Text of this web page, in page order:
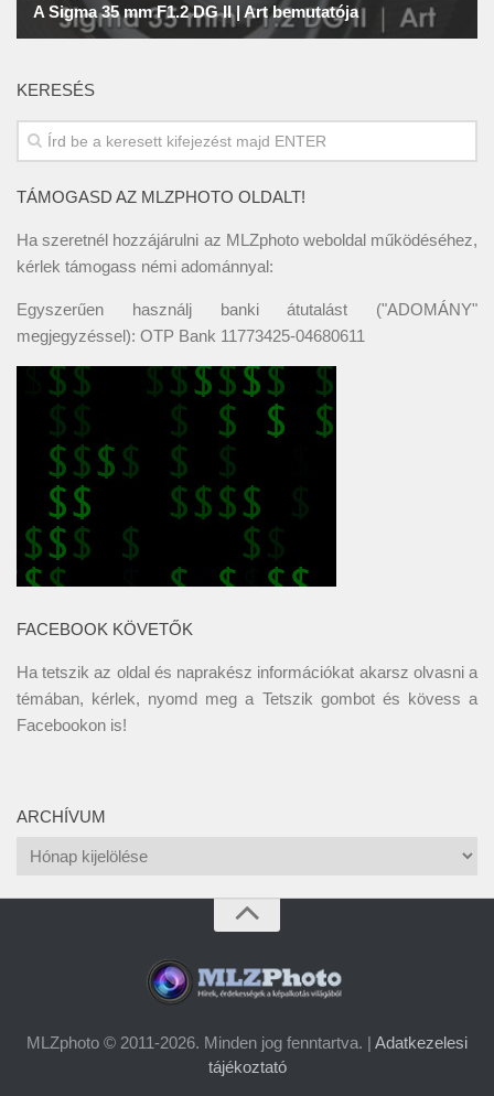
KERESÉS
TÁMOGASD AZ MLZPHOTO OLDALT!
Ha szeretnél hozzájárulni az MLZphoto weboldal működéséhez,
kérlek támogass némi adománnyal:
Egyszerűen használj banki átutalást ("ADOMÁNY"
megjegyzéssel): OTP Bank 11773425-04680611
FACEBOOK KÖVETŐK
Ha tetszik az oldal és naprakész információkat akarsz olvasni a
témában, kérlek, nyomd meg a Tetszik gombot és kövess a
Facebookon is!
ARCHÍVUM
Archívum
MLZphoto © 2011-2026. Minden jog fenntartva. | Adatkezelesi
tájékoztató